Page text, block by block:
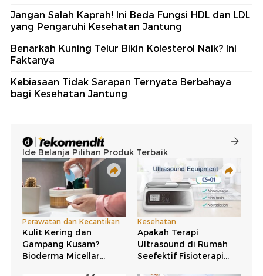
Jangan Salah Kaprah! Ini Beda Fungsi HDL dan LDL
yang Pengaruhi Kesehatan Jantung
Benarkah Kuning Telur Bikin Kolesterol Naik? Ini
Faktanya
Kebiasaan Tidak Sarapan Ternyata Berbahaya
bagi Kesehatan Jantung